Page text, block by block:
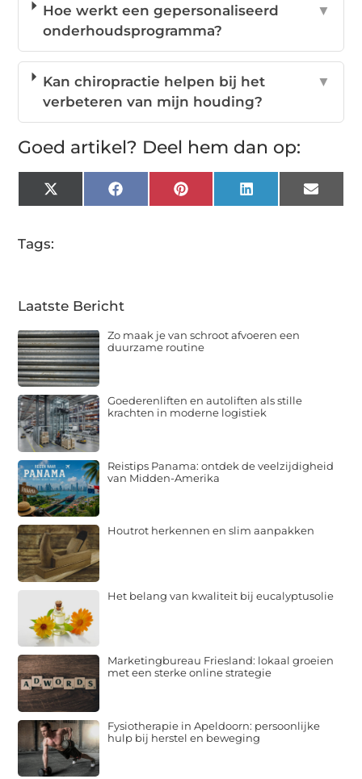
Hoe werkt een gepersonaliseerd
onderhoudsprogramma?
▼
Kan chiropractie helpen bij het
verbeteren van mijn houding?
▼
Goed artikel? Deel hem dan op:
X
(Twitter)
FacebookPinterestLinkedInEmail
Tags:
Laatste Bericht
Zo maak je van schroot afvoeren een
duurzame routine
Goederenliften en autoliften als stille
krachten in moderne logistiek
Reistips Panama: ontdek de veelzijdigheid
van Midden-Amerika
Houtrot herkennen en slim aanpakken
Het belang van kwaliteit bij eucalyptusolie
Marketingbureau Friesland: lokaal groeien
met een sterke online strategie
Fysiotherapie in Apeldoorn: persoonlijke
hulp bij herstel en beweging